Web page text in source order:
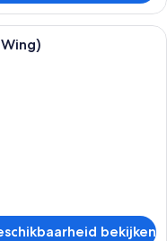
met twee bedden,
bekijken